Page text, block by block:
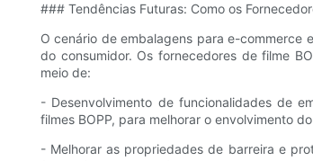
### Tendências Futuras: Como os
O cenário de embalagens para e-commerce
do consumidor. Os fornecedores de filme
meio de:
- Desenvolvimento de funcionalidades de
filmes BOPP, para melhorar o envolvimento
- Melhorar as propriedades de barreira e